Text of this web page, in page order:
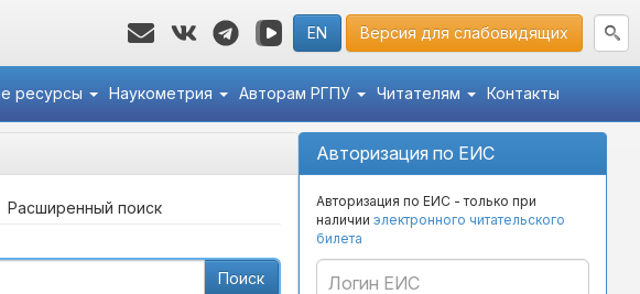
EN Версия для слабовидящих
ресурсы Наукометрия Авторам РГПУ Читателям Контакты
Авторизация по ЕИС
Авторизация по ЕИС - только при
наличии электронного читательского
билета
Расширенный поиск
Поиск